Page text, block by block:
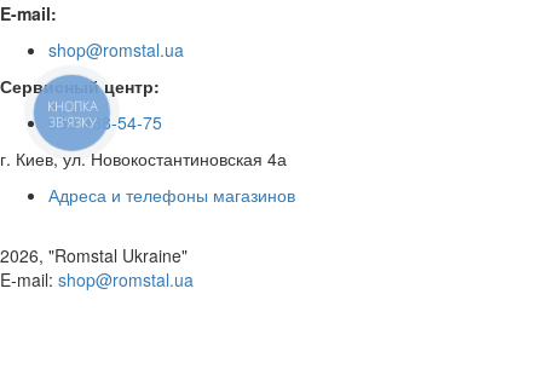
E-mail:
shop@romstal.ua
Сервисный центр:
050 468-54-75
г. Киев, ул. Новокостантиновская 4а
Адреса и телефоны магазинов
2026, "Romstal Ukraine"
​E-mail: shop@romstal.ua
КНОПКА
ЗВ'ЯЗКУ